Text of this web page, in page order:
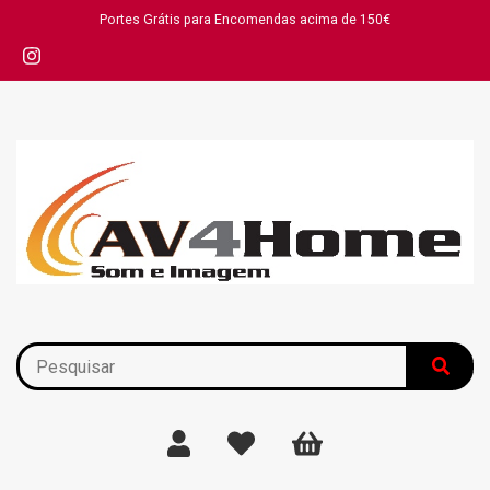
Portes Grátis para Encomendas acima de 150€